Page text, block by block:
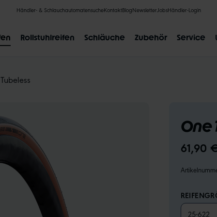
Händler- & SchlauchautomatensucheKontaktBlogNewsletter JobsHändler-Login
Rollstuhlreifen Schläuche Zubehör Service
CLIK VALVE
One
61,90
25-622